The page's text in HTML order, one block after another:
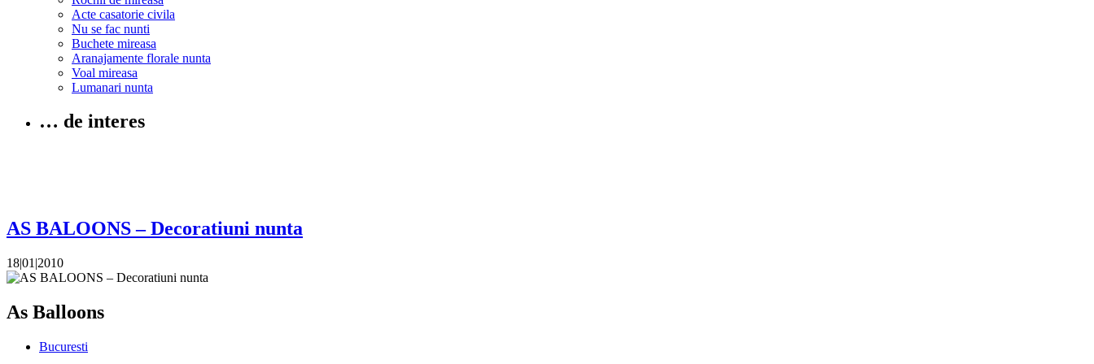
Acte casatorie civila
Nu se fac nunti
Buchete mireasa
Aranajamente florale nunta
Voal mireasa
Lumanari nunta
… de interes
AS BALOONS – Decoratiuni nunta
18|01|2010
As Balloons
Bucuresti